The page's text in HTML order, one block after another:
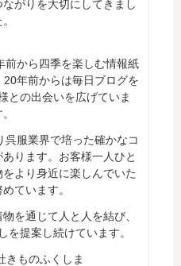
がりを大切にしてきまし
前から四季を楽しむ情報紙
20年前からは毎日ブログを
との出会いを広げていま
呉服業界で培った確かなコ
ります。お客様一人ひと
より身近に楽しんでいた
ています。
を通じて人と人を結び、
を提案し続けています。
きものふくしま